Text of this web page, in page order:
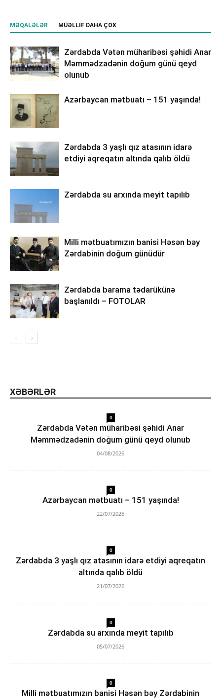
MƏQALƏLƏR MÜƏLLIF DAHA ÇOX
Zərdabda Vətən müharibəsi şəhidi Anar
Məmmədzadənin doğum günü qeyd
olunub
Azərbaycan mətbuatı – 151 yaşında!
Zərdabda 3 yaşlı qız atasının idarə
etdiyi aqreqatın altında qalıb öldü
Zərdabda su arxında meyit tapılıb
Milli mətbuatımızın banisi Həsən bəy
Zərdabinin doğum günüdür
Zərdabda barama tədarükünə
başlanıldı – FOTOLAR
XƏBƏRLƏR
0
Zərdabda Vətən müharibəsi şəhidi Anar
Məmmədzadənin doğum günü qeyd olunub
04/08/2026
0
Azərbaycan mətbuatı – 151 yaşında!
22/07/2026
0
Zərdabda 3 yaşlı qız atasının idarə etdiyi aqreqatın
altında qalıb öldü
21/07/2026
0
Zərdabda su arxında meyit tapılıb
05/07/2026
0
Milli mətbuatımızın banisi Həsən bəy Zərdabinin